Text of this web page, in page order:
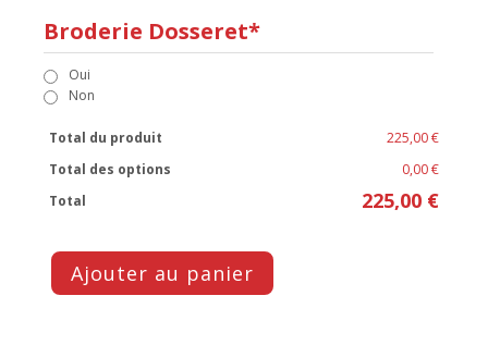
Broderie Dosseret*
Oui
Non
Total du produit
225,00 €
Total des options
0,00 €
Total
225,00 €
Ajouter au panier